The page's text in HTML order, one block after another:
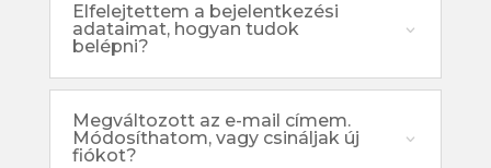
Elfelejtettem a bejelentkezési
adataimat, hogyan tudok
belépni?
Megváltozott az e-mail címem.
Módosíthatom, vagy csináljak új
fiókot?